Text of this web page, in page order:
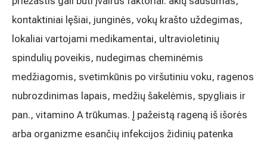
kontaktiniai lęšiai, junginės, vokų krašto uždegimas,
lokaliai vartojami medikamentai, ultravioletinių
spindulių poveikis, nudegimas cheminėmis
medžiagomis, svetimkūnis po viršutiniu voku, ragenos
nubrozdinimas lapais, medžių šakelėmis, spygliais ir
pan., vitamino A trūkumas. Į pažeistą rageną iš išorės
arba organizme esančių infekcijos židinių patenka
Akušerija ginekologija
Alergijų ir kvėpavimo takų gydymas
Urologija
Oftalmologija (akių gydymas)
Kardiologija
Vidaus tvarkos taisyklės
Kaip atvykti į Hila
Nemokamos patikrinimo programos
Tyrimai ir gydymo paskyrimas – 1 diena
Galerija